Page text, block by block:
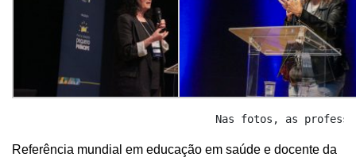
Nas fotos, as
Referência mundial em educação em saúde e docente da